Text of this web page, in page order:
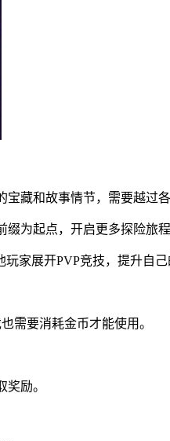
藏和故事情节，需要越过
为起点，开启更多探险旅程
家展开PVP竞技，提升自己
需要消耗金币才能使用。
励。